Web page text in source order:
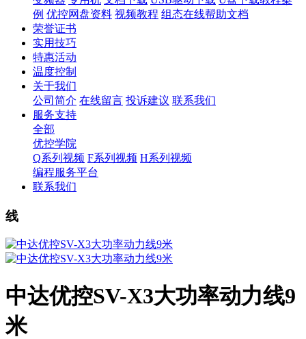
例 优控网盘资料 视频教程 组态在线帮助文档
荣誉证书
实用技巧
特惠活动
温度控制
关于我们
公司简介 在线留言 投诉建议 联系我们
服务支持
全部
优控学院
Q系列视频 F系列视频 H系列视频
编程服务平台
联系我们
线
中达优控SV-X3大功率动力线9
米